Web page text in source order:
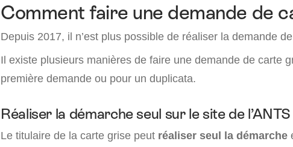
Comment faire une demande de
Depuis 2017, il n’est plus possible de réaliser la demande de
Il existe plusieurs manières de faire une demande de carte
première demande ou pour un duplicata.
Réaliser la démarche seul sur le site de l’ANTS
Le titulaire de la carte grise peut réaliser seul la démarche